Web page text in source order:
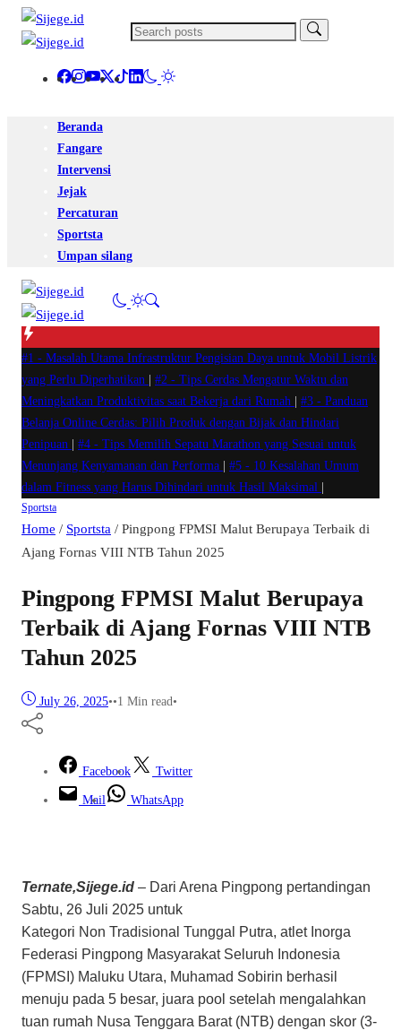
Beranda
Fangare
Intervensi
Jejak
Percaturan
Sportsta
Umpan silang
#1 - Masalah Utama Infrastruktur Pengisian Daya untuk Mobil Listrik
yang Perlu Diperhatikan
#2 - Tips Cerdas Mengatur Waktu dan
Meningkatkan Produktivitas saat Bekerja dari Rumah
#3 - Panduan
Belanja Online Cerdas: Pilih Produk dengan Bijak dan Hindari
Penipuan
#4 - Tips Memilih Sepatu Marathon yang Sesuai untuk
Menunjang Kenyamanan dan Performa
#5 - 10 Kesalahan Umum
dalam Fitness yang Harus Dihindari untuk Hasil Maksimal
Sportsta
Home / Sportsta / Pingpong FPMSI Malut Berupaya Terbaik di
Ajang Fornas VIII NTB Tahun 2025
Pingpong FPMSI Malut Berupaya
Terbaik di Ajang Fornas VIII NTB
Tahun 2025
July 26, 2025••1 Min read•
Facebook Twitter
Mail WhatsApp
Ternate,Sijege.id – Dari Arena Pingpong pertandingan
Sabtu, 26 Juli 2025 untuk
Kategori Non Tradisional Tunggal Putra, atlet Inorga
Federasi Pingpong Masyarakat Seluruh Indonesia
(FPMSI) Maluku Utara, Muhamad Sobirin berhasil
menuju pada 5 besar, juara pool setelah mengalahkan
tuan rumah Nusa Tenggara Barat (NTB) dengan skor (3-